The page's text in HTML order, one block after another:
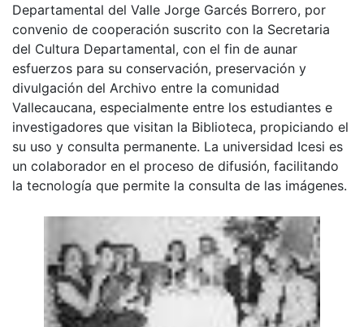
Departamental del Valle Jorge Garcés Borrero, por
convenio de cooperación suscrito con la Secretaria
del Cultura Departamental, con el fin de aunar
esfuerzos para su conservación, preservación y
divulgación del Archivo entre la comunidad
Vallecaucana, especialmente entre los estudiantes e
investigadores que visitan la Biblioteca, propiciando el
su uso y consulta permanente. La universidad Icesi es
un colaborador en el proceso de difusión, facilitando
la tecnología que permite la consulta de las imágenes.